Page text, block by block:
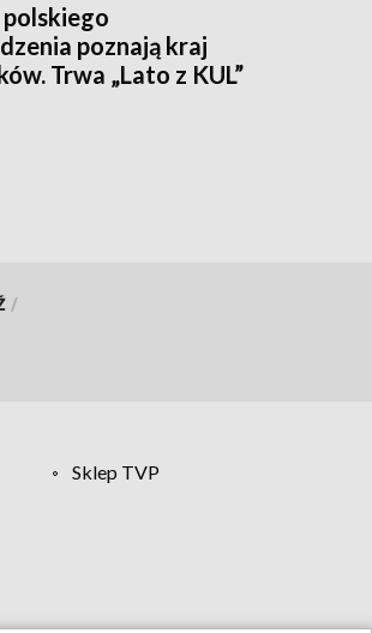
poznają kraj
Trwa „Lato z KUL”
/
Sklep TVP